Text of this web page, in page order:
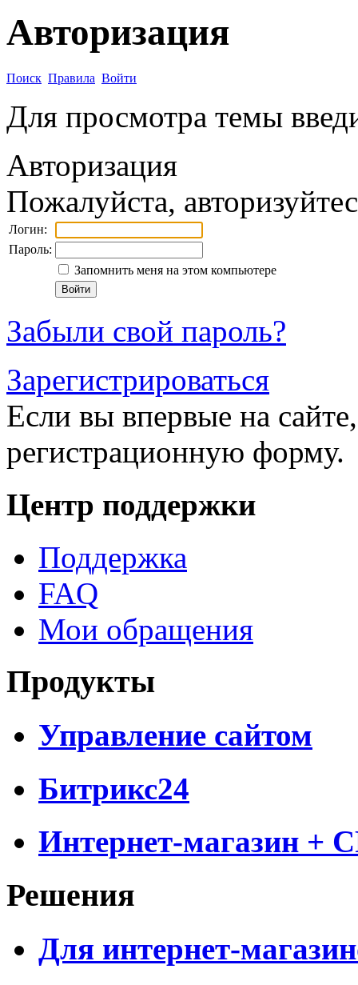
Авторизация
Поиск Правила Войти
Для просмотра темы
Авторизация
Пожалуйста,
Логин:
Пароль:
Запомнить меня на этом компьютере
Забыли свой пароль?
Зарегистрироваться
Если вы впервые на
регистрационную форму.
Центр поддержки
Поддержка
FAQ
Мои обращения
Продукты
Управление сайтом
Битрикс24
Интернет-магазин +
Решения
Для интернет-